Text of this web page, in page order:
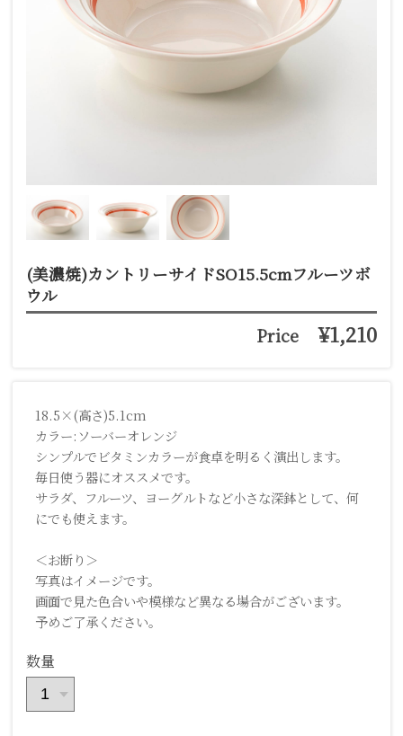
(美濃焼)カントリーサイドSO15.5cmフルーツボ
ウル
Price ¥1,210
18.5×(高さ)5.1cm
カラー:ソーバーオレンジ
シンプルでビタミンカラーが食卓を明るく演出します。
毎日使う器にオススメです。
サラダ、フルーツ、ヨーグルトなど小さな深鉢として、何
にでも使えます。
＜お断り＞
写真はイメージです。
画面で見た色合いや模様など異なる場合がございます。
予めご了承ください。
数量